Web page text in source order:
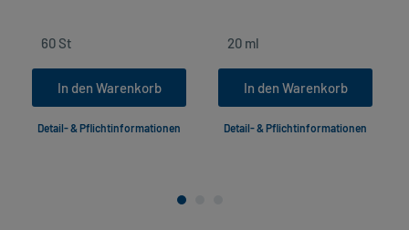
In den Warenkorb
Detail- & Pflichtinformationen
In den Warenkorb
Detail- & Pflichtinformationen